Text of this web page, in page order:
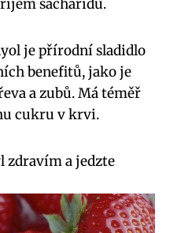
sacharidů.
​je přírodní ​sladidlo
benefitů, jako ⁢je
a‍ zubů.⁣ Má téměř
cukru v ‍krvi.
zdravím a jedzte